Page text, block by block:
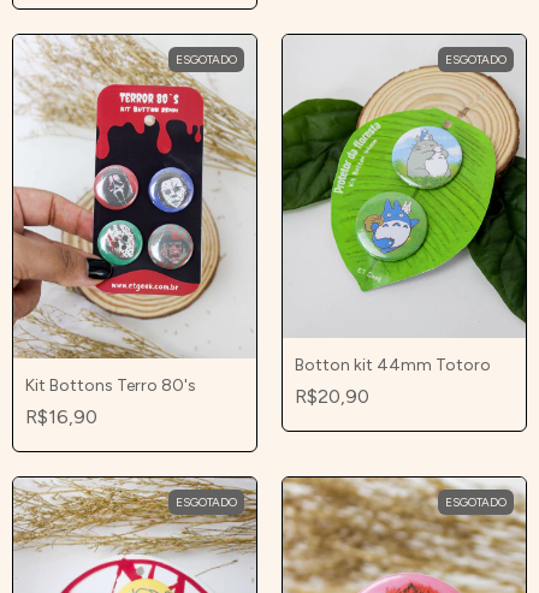
ESGOTADO
Kit Bottons Terro 80's
R$16,90
ESGOTADO
Botton kit 44mm Totoro
R$20,90
ESGOTADO ESGOTADO